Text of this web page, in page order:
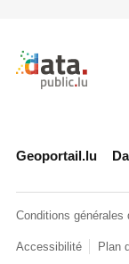
Retour à
Geoportail.lu
Conditions générales
Accessibilité Plan